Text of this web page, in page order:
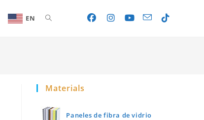
EN Toggle
search
Materials
Paneles de fibra de vidrio